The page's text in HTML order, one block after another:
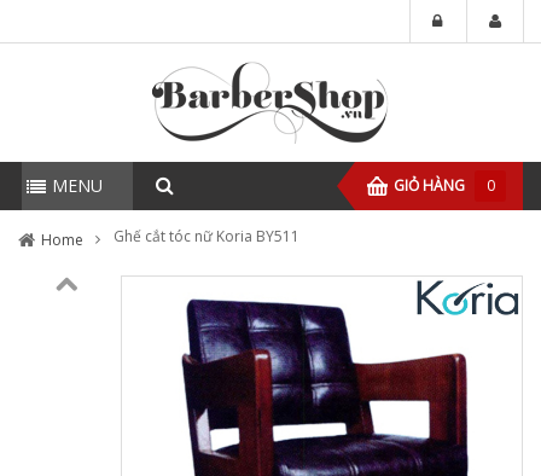
MENU GIỎ HÀNG 0
Home Ghế cắt tóc nữ Koria BY511